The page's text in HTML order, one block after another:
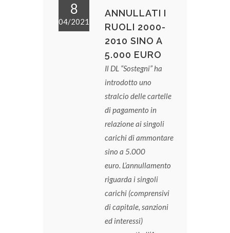
8
04/2021
ANNULLATI I
RUOLI 2000-
2010 SINO A
5.000 EURO
Il DL “Sostegni” ha
introdotto uno
stralcio delle cartelle
di pagamento in
relazione ai singoli
carichi di ammontare
sino a 5.000
euro. L’annullamento
riguarda i singoli
carichi (comprensivi
di capitale, sanzioni
ed interessi)